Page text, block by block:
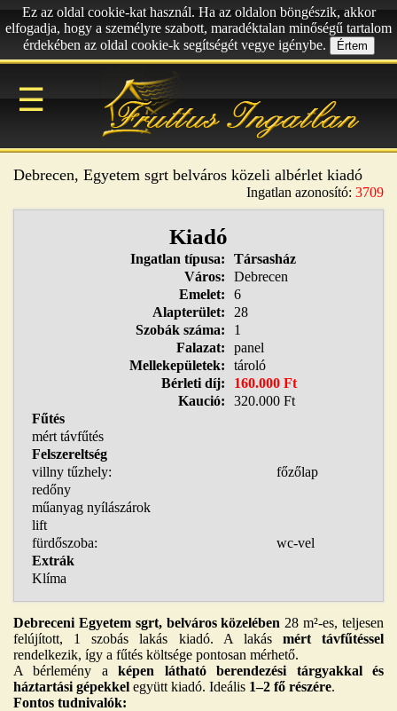
Ez az oldal cookie-kat használ. Ha az oldalon böngészik, akkor
elfogadja, hogy a személyre szabott, maradéktalan minőségű tartalom
érdekében az oldal cookie-k segítségét vegye igénybe.
Értem
☰
Debrecen, Egyetem sgrt belváros közeli albérlet kiadó
Ingatlan azonosító: 3709
Kiadó
Ingatlan típusa:
Társasház
Város:
Debrecen
Emelet:
6
Alapterület:
28
Szobák száma:
1
Falazat:
panel
Mellekepületek:
tároló
Bérleti díj:
160.000 Ft
Kaució:
320.000 Ft
Fűtés
mért távfűtés
Felszereltség
villny tűzhely:
főzőlap
redőny
műanyag nyílászárok
lift
fürdőszoba:
wc-vel
Extrák
Klíma
Debreceni Egyetem sgrt, belváros közelében 28 m²-es, teljesen
felújított, 1 szobás lakás kiadó. A lakás mért távfűtéssel
rendelkezik, így a fűtés költsége pontosan mérhető.
A bérlemény aképen látható berendezési tárgyakkal és
háztartási gépekkel együtt kiadó. Ideális 1–2 fő részére.
Fontos tudnivalók: